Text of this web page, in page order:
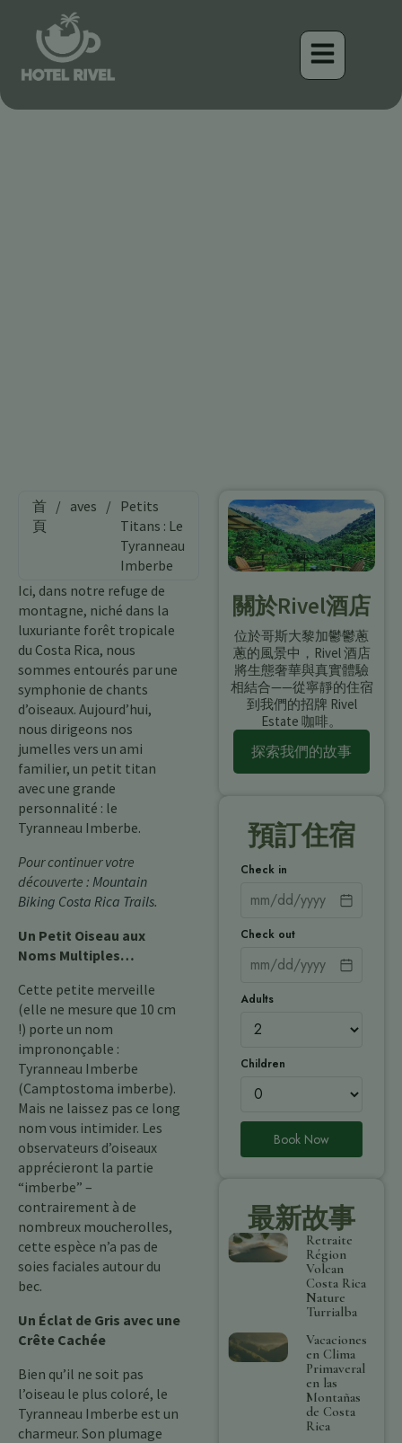
首
頁
/ aves / Petits
Titans : Le
Tyranneau
Imberbe
Ici, dans notre refuge de
montagne, niché dans la
luxuriante forêt tropicale
du Costa Rica, nous
sommes entourés par une
symphonie de chants
d’oiseaux. Aujourd’hui,
nous dirigeons nos
jumelles vers un ami
familier, un petit titan
avec une grande
personnalité : le
Tyranneau Imberbe.
Pour continuer votre
découverte : Mountain
Biking Costa Rica Trails.
Un Petit Oiseau aux
Noms Multiples…
Cette petite merveille
(elle ne mesure que 10 cm
!) porte un nom
imprononçable :
Tyranneau Imberbe
(Camptostoma imberbe).
Mais ne laissez pas ce long
nom vous intimider. Les
observateurs d’oiseaux
apprécieront la partie
“imberbe” –
contrairement à de
nombreux moucherolles,
cette espèce n’a pas de
soies faciales autour du
bec.
Un Éclat de Gris avec une
Crête Cachée
Bien qu’il ne soit pas
l’oiseau le plus coloré, le
Tyranneau Imberbe est un
charmeur. Son plumage
關於Rivel酒店
位於哥斯大黎加鬱鬱蔥
蔥的風景中，Rivel 酒店
將生態奢華與真實體驗
相結合——從寧靜的住宿
到我們的招牌 Rivel
Estate 咖啡。
探索我們的故事
預訂住宿
Check in
Check out
Adults
Children
Book Now
最新故事
Retraite
Région
Volcan
Costa Rica
Nature
Turrialba
Vacaciones
en Clima
Primaveral
en las
Montañas
de Costa
Rica